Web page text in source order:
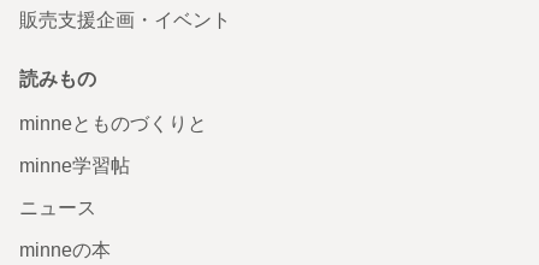
販売支援企画・イベント
読みもの
minneとものづくりと
minne学習帖
ニュース
minneの本